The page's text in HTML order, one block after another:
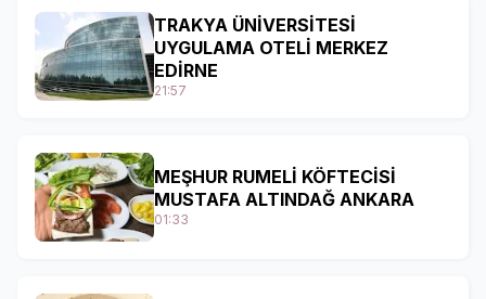
TRAKYA ÜNİVERSİTESİ
UYGULAMA OTELİ MERKEZ
EDİRNE
21:57
MEŞHUR RUMELİ KÖFTECİSİ
MUSTAFA ALTINDAĞ ANKARA
01:33